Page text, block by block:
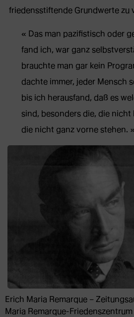
friedensstiftende Grundwerte zu
Das man pazifistisch oder
fand ich, war ganz
brauchte man gar kein
dachte immer, jeder Mensch
bis ich herausfand, daß es
sind, besonders die, die nicht
die nicht ganz vorne stehen.
Erich Maria Remarque –
Maria Remarque-Friedenszentrum